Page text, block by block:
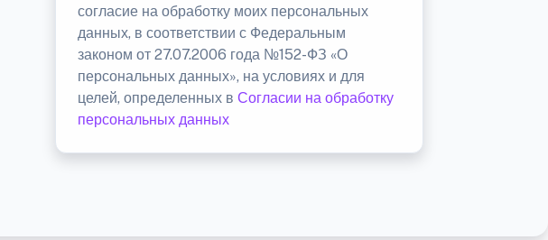
согласие на обработку моих персональных
данных, в соответствии с Федеральным
законом от 27.07.2006 года №152-ФЗ «О
персональных данных», на условиях и для
целей, определенных вСогласии на обработку
персональных данных